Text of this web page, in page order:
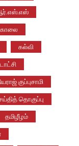
கல்வி
குப்புசாமி
தொகுப்பு
தமிழீழம்